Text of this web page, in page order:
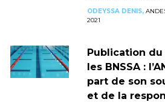
ODEYSSA DENIS,
2021
Publication
les BNSSA :
part de son
et de la